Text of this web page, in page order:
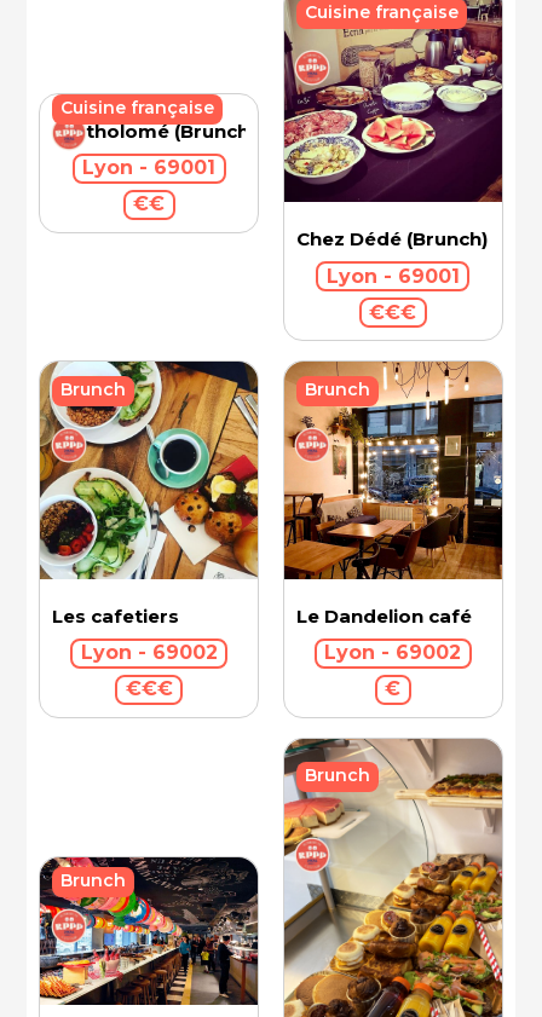
Bartholomé (Brunch)
Lyon - 69001
€€
Cuisine française
Chez Dédé (Brunch)
Lyon - 69001
€€€
Cuisine française
Les cafetiers
Lyon - 69002
€€€
Brunch
Le Dandelion café
Lyon - 69002
€
Brunch
Brunch
Brunch